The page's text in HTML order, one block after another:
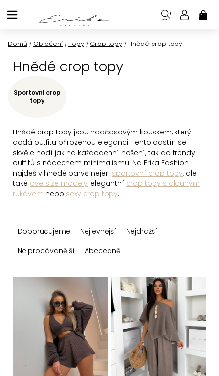
na
Domů / Oblečení / Topy / Crop topy / Hnědé crop topy
Hnědé crop topy
Hnědé crop topy jsou nadčasovým kouskem, který
dodá outfitu přirozenou eleganci. Tento odstín se
skvěle hodí jak na každodenní nošení, tak do trendy
outfitů s nádechem minimalismu. Na Erika Fashion
najdeš v hnědé barvě nejen sportovní crop topy, ale
také oversize modely, elegantní crop topy s dlouhým
rukávem nebo sexy crop topy.
Sportovní crop
topy
a
n
Doporučujeme Nejlevnější
Nejdražší
Nejprodávanější
Abecedně